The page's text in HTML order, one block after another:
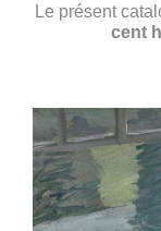
Panier (0)
Le présent
cent